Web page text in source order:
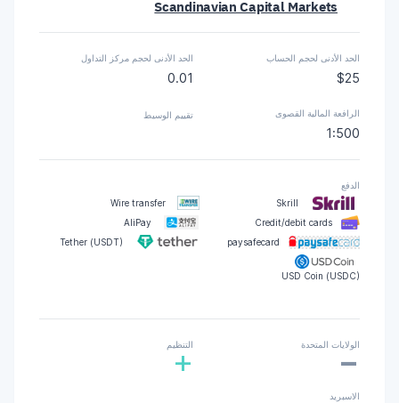
Scandinavian Capital Markets
الحد الأدنى لحجم الحساب
$25
الحد الأدنى لحجم مركز التداول
0.01
الرافعة المالية القصوى
1:500
تقييم الوسيط
الدفع
Skrill
Wire transfer
Credit/debit cards
AliPay
paysafecard
Tether (USDT)
USD Coin (USDC)
الولايات المتحدة
- التنظيم
+
الاسبريد